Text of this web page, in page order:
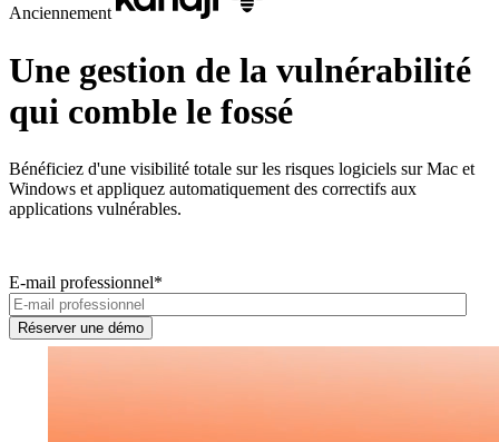
Anciennement
Une gestion de la vulnérabilité
qui comble le fossé
Bénéficiez d'une visibilité totale sur les risques logiciels sur Mac et
Windows et appliquez automatiquement des correctifs aux
applications vulnérables.
E-mail professionnel*